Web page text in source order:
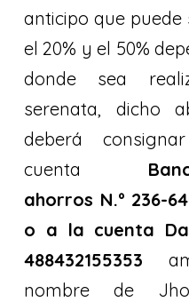
anticipo que puede
el 20% y el 50%
donde sea
serenata, dicho
deberá
cuenta
ahorros N.º 236-
o a la cuenta
488432155353
nombre de